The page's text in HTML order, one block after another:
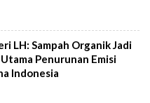
LH: Sampah Organik Jadi
Penurunan Emisi
Indonesia